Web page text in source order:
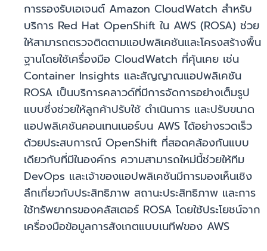
การรองรับเอเจนต์ Amazon CloudWatch สำหรับ
บริการ Red Hat OpenShift ใน AWS (ROSA) ช่วย
ให้สามารถตรวจติดตามแอปพลิเคชันและโครงสร้างพื้น
ฐานโดยใช้เครื่องมือ CloudWatch ที่คุ้นเคย เช่น
Container Insights และสัญญาณแอปพลิเคชัน
ROSA เป็นบริการคลาวด์ที่มีการจัดการอย่างเต็มรูป
แบบซึ่งช่วยให้ลูกค้าปรับใช้ ดำเนินการ และปรับขนาด
แอปพลิเคชันคอนเทนเนอร์บน AWS ได้อย่างรวดเร็ว
ด้วยประสบการณ์ OpenShift ที่สอดคล้องกันแบบ
เดียวกับที่มีในองค์กร ความสามารถใหม่นี้ช่วยให้ทีม
DevOps และเจ้าของแอปพลิเคชันมีการมองเห็นเชิง
ลึกเกี่ยวกับประสิทธิภาพ สถานะประสิทธิภาพ และการ
ใช้ทรัพยากรของคลัสเตอร์ ROSA โดยใช้ประโยชน์จาก
เครื่องมือข้อมูลการสังเกตแบบเนทีฟของ AWS